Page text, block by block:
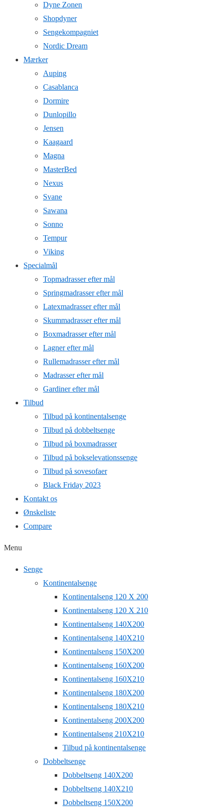
Dyne Zonen
Shopdyner
Sengekompagniet
Nordic Dream
Mærker
Auping
Casablanca
Dormire
Dunlopillo
Jensen
Kaagaard
Magna
MasterBed
Nexus
Svane
Sawana
Sonno
Tempur
Viking
Specialmål
Topmadrasser efter mål
Springmadrasser efter mål
Latexmadrasser efter mål
Skummadrasser efter mål
Boxmadrasser efter mål
Lagner efter mål
Rullemadrasser efter mål
Madrasser efter mål
Gardiner efter mål
Tilbud
Tilbud på kontinentalsenge
Tilbud på dobbeltsenge
Tilbud på boxmadrasser
Tilbud på bokselevationssenge
Tilbud på sovesofaer
Black Friday 2023
Kontakt os
Ønskeliste
Compare
Menu
Senge
Kontinentalsenge
Kontinentalseng 120 X 200
Kontinentalseng 120 X 210
Kontinentalseng 140X200
Kontinentalseng 140X210
Kontinentalseng 150X200
Kontinentalseng 160X200
Kontinentalseng 160X210
Kontinentalseng 180X200
Kontinentalseng 180X210
Kontinentalseng 200X200
Kontinentalseng 210X210
Tilbud på kontinentalsenge
Dobbeltsenge
Dobbeltseng 140X200
Dobbeltseng 140X210
Dobbeltseng 150X200